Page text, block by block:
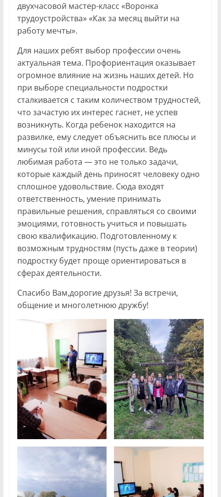
двухчасовой мастер-класс «Воронка
трудоустройства» «Как за месяц выйти на
работу мечты».
Для наших ребят выбор профессии очень
актуальная тема. Профориентация оказывает
огромное влияние на жизнь наших детей. Но
при выборе специальности подростки
сталкивается с таким количеством трудностей,
что зачастую их интерес гаснет, не успев
возникнуть. Когда ребенок находится на
развилке, ему следует объяснить все плюсы и
минусы той или иной профессии. Ведь
любимая работа — это не только задачи,
которые каждый день приносят человеку одно
сплошное удовольствие. Сюда входят
ответственность, умение принимать
правильные решения, справляться со своими
эмоциями, готовность учиться и повышать
свою квалификацию. Подготовленному к
возможным трудностям (пусть даже в теории)
подростку будет проще ориентироваться в
сферах деятельности.
Спасибо Вам,дорогие друзья! За встречи,
общение и многолетнюю дружбу!